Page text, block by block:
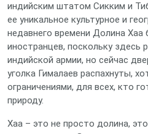
индийским штатом Сикким и
ее уникальное культурное и
недавнего времени Долина
иностранцев, поскольку здесь
индийской армии, но сейчас
уголка Гималаев распахнуты,
ограничениями, для всех, кто
природу.
Хаа – это не просто долина,